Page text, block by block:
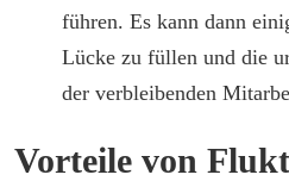
führen. Es kann dann
Lücke zu füllen und die
der verbleibenden
Vorteile von